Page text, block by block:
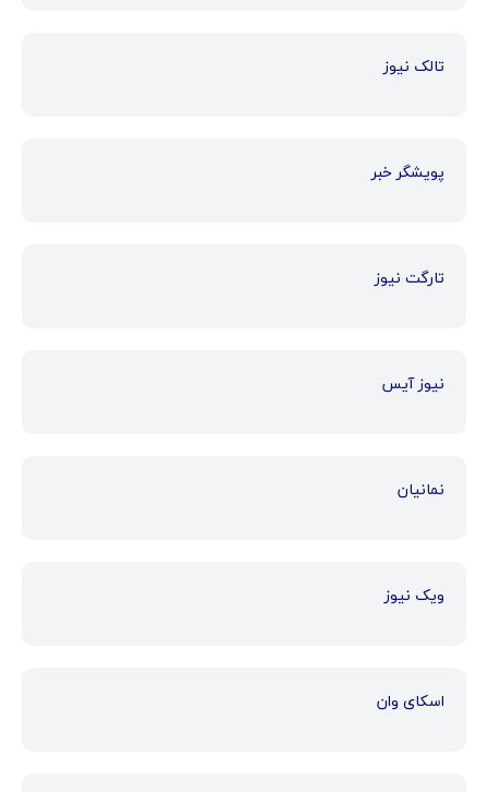
تالک نیوز
پویشگر خبر
تارگت نیوز
نیوز آیس
نمانیان
ویک نیوز
اسکای وان